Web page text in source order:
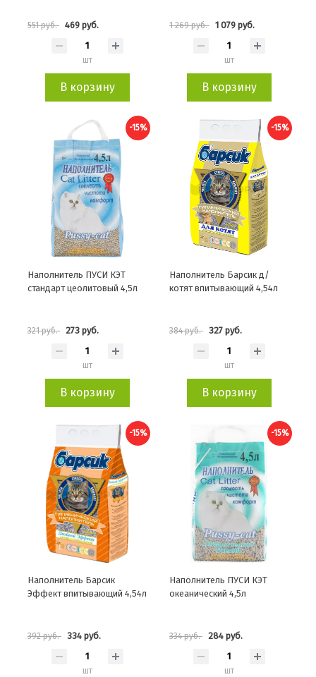
551 руб. 469 руб.
шт
В корзину
1 269 руб. 1 079 руб.
шт
В корзину
-15%
Наполнитель ПУСИ КЭТ
стандарт цеолитовый 4,5л
321 руб. 273 руб.
шт
В корзину
-15%
Наполнитель Барсик д/
котят впитывающий 4,54л
384 руб. 327 руб.
шт
В корзину
-15%
Наполнитель Барсик
Эффект впитывающий 4,54л
392 руб. 334 руб.
шт
-15%
Наполнитель ПУСИ КЭТ
океанический 4,5л
334 руб. 284 руб.
шт